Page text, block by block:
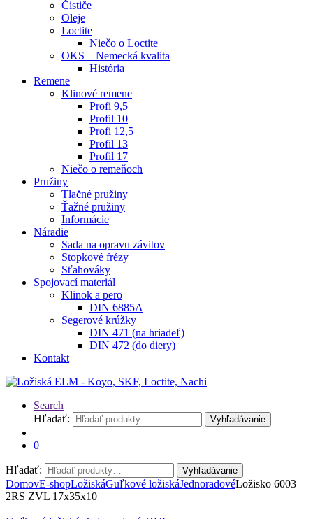
Čističe
Oleje
Loctite
Niečo o Loctite
OKS – Nemecká kvalita
História
Remene
Klinové remene
Profi 9,5
Profil 10
Profi 12,5
Profil 13
Profil 17
Niečo o remeňoch
Pružiny
Tlačné pružiny
Ťažné pružiny
Informácie
Náradie
Sada na opravu závitov
Stopkové frézy
Sťahováky
Spojovací materiál
Klinok a pero
DIN 6885A
Segerové krúžky
DIN 471 (na hriadeľ)
DIN 472 (do diery)
Kontakt
Search
Hľadať:
Vyhľadávanie
0
Hľadať: Vyhľadávanie
DomovE-shopLožiskáGuľkové ložiskáJednoradovéLožisko 6003
2RS ZVL 17x35x10